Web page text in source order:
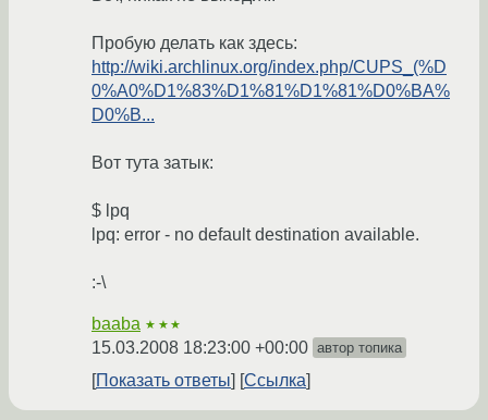
Пробую делать как здесь:
http://wiki.archlinux.org/index.php/CUPS_(%D
0%A0%D1%83%D1%81%D1%81%D0%BA%
D0%B...
Вот тута затык:
$ lpq
lpq: error - no default destination available.
:-\
baaba ★★★
15.03.2008 18:23:00 +00:00 автор топика
Показать ответы Ссылка